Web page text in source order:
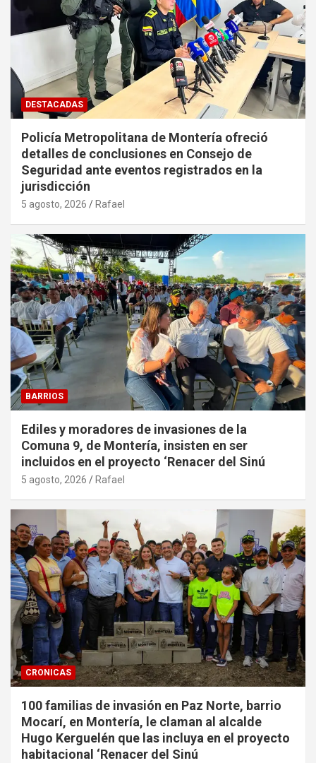
DESTACADAS
Policía Metropolitana de Montería ofreció
detalles de conclusiones en Consejo de
Seguridad ante eventos registrados en la
jurisdicción
5 agosto, 2026 Rafael
BARRIOS
Ediles y moradores de invasiones de la
Comuna 9, de Montería, insisten en ser
incluidos en el proyecto ‘Renacer del Sinú
5 agosto, 2026 Rafael
CRONICAS
100 familias de invasión en Paz Norte, barrio
Mocarí, en Montería, le claman al alcalde
Hugo Kerguelén que las incluya en el proyecto
habitacional ‘Renacer del Sinú